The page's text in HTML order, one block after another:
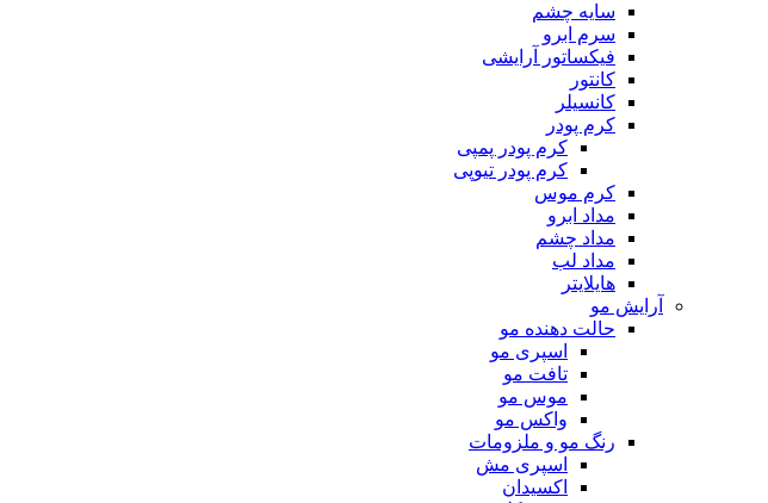
سایه چشم
سرم ابرو
فیکساتور آرایشی
کانتور
کانسیلر
کرم پودر
کرم پودر پمپی
کرم پودر تیوپی
کرم موس
مداد ابرو
مداد چشم
مداد لب
هایلایتر
آرایش مو
حالت دهنده مو
اسپری مو
تافت مو
موس مو
واکس مو
رنگ مو و ملزومات
اسپری مش
اکسیدان